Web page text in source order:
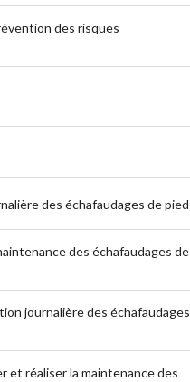
des risques
des échafaudages de pied
des échafaudages de
journalière des échafaudages
et réaliser la maintenance des